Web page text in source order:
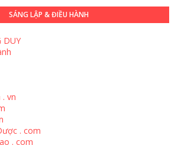
SÁNG LẬP & ĐIỀU HÀNH
DUY
vn
. com
. com